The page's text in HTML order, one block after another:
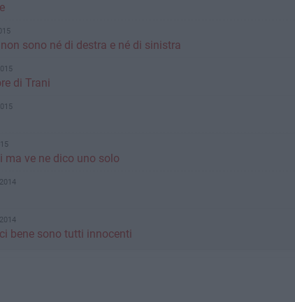
sono né di destra e né di sinistra
di Trani
ma ve ne dico uno solo
bene sono tutti innocenti